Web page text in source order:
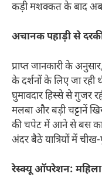
कड़ी मशक्कत के बाद अब
अचानक पहाड़ी से
प्राप्त जानकारी के
के दर्शनों के लिए जा
घुमावदार हिस्से से गुजर
मलबा और बड़ी चट्टानें
की चपेट में आने से बस का
अंदर बैठे यात्रियों में
रेस्क्यू ऑपरेशन: महिला